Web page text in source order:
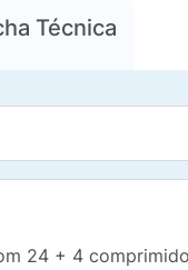
Técnica
24 + 4